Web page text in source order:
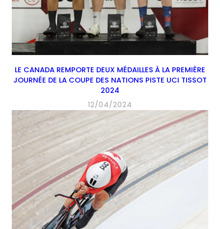
LE CANADA REMPORTE DEUX MÉDAILLES À LA PREMIÈRE
JOURNÉE DE LA COUPE DES NATIONS PISTE UCI TISSOT
2024
12/04/2024